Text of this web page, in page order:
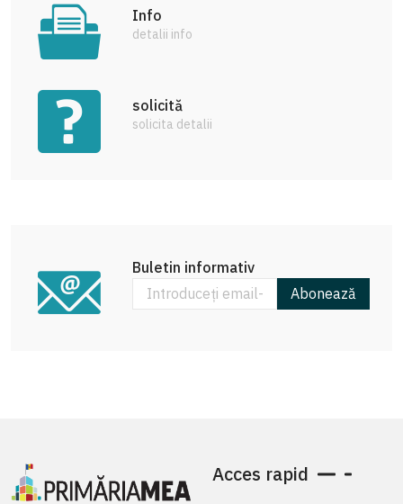
Info
detalii info
solicită
solicita detalii
Buletin informativ
Abonează
Acces rapid